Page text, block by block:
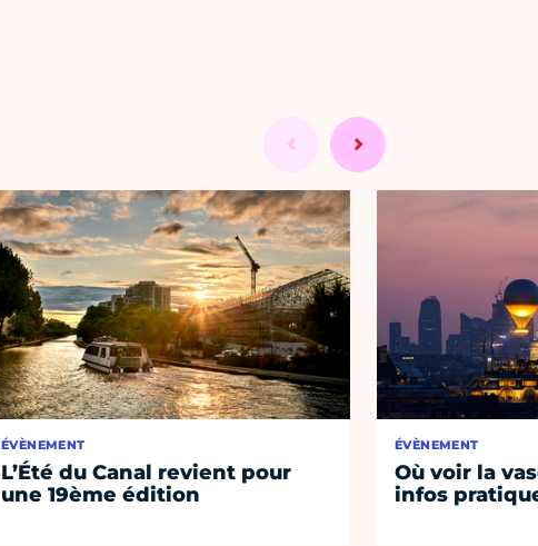
ÉVÈNEMENT
L’Été du Canal revient pour
une 19ème édition
ÉVÈNEMENT
Où voir la
infos